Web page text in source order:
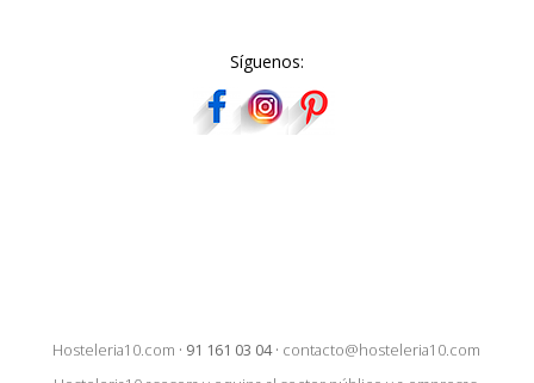
Síguenos:
Hosteleria10.com · 91 161 03 04· contacto@hosteleria10.com